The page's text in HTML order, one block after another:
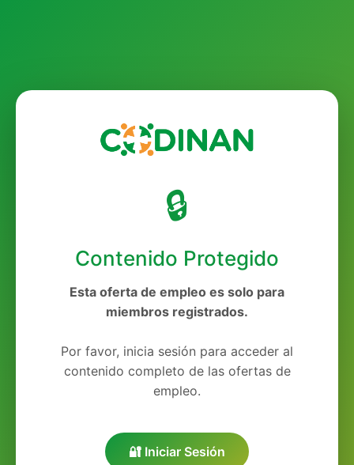
🔒
Contenido Protegido
Esta oferta de empleo es solo para
miembros registrados.
Por favor, inicia sesión para acceder al
contenido completo de las ofertas de
empleo.
🔐 Iniciar Sesión